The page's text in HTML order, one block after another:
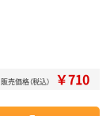
販売価格（税込） ￥710